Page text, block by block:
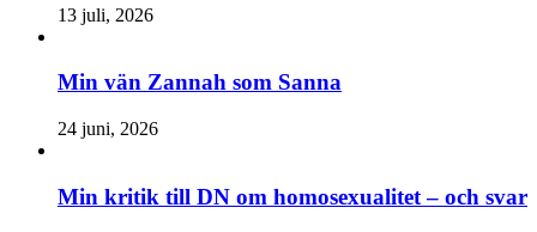
13 juli, 2026
Min vän Zannah som Sanna
24 juni, 2026
Min kritik till DN om homosexualitet – och svar